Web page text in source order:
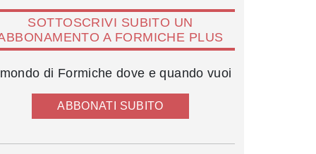
SOTTOSCRIVI SUBITO UN
A FORMICHE PLUS
di Formiche dove e quando vuoi
ABBONATI SUBITO